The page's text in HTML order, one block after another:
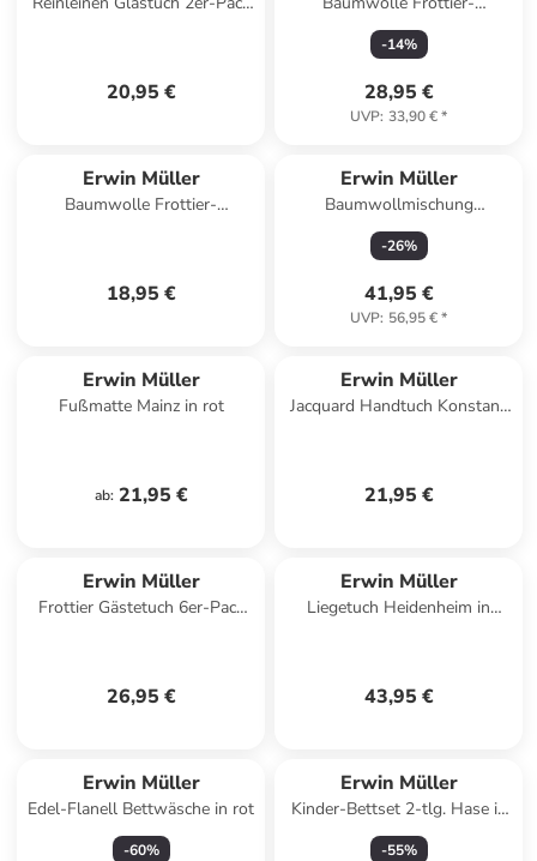
20,95 €
Geschirrtuch 4er-Pack in grün
-14%
28,95 €
UVP: 33,90 €*
Erwin Müller
Baumwolle Frottier-
18,95 €
Erwin Müller
Baumwollmischung
Tischdecke Neuss in gelb
-26%
41,95 €
UVP: 56,95 €*
Erwin Müller
Fußmatte Mainz in rot
ab: 21,95 €
Erwin Müller
Jacquard Handtuch Konstanz
21,95 €
Erwin Müller
Frottier Gästetuch 6er-Pack
26,95 €
Erwin Müller
Liegetuch Heidenheim in
43,95 €
Erwin Müller
Edel-Flanell Bettwäsche in rot
-60%
Erwin Müller
Kinder-Bettset 2-tlg. Hase in
weiß
-55%